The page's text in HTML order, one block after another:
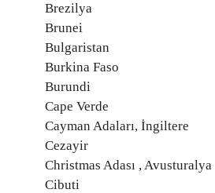
Brezilya
Brunei
Bulgaristan
Burkina Faso
Burundi
Cape Verde
Cayman Adaları, İngiltere
Cezayir
Christmas Adası , Avusturalya
Cibuti